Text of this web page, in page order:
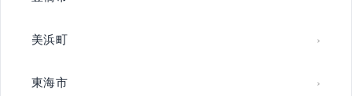
美浜町
東海市